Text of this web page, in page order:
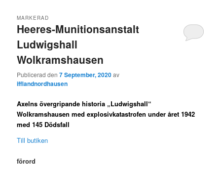
Heeres-Munitionsanstalt
Ludwigshall
Wolkramshausen
MARKERAD
Publicerad den7 September, 2020av
ifflandnordhausen
Axelns övergripande historia „Ludwigshall“
Wolkramshausen med explosivkatastrofen under året 1942
med 145 Dödsfall
Till butiken
förord